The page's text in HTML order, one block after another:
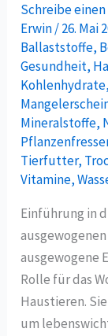
Schreibe
Erwin/26. Mai
Ballaststoffe,
Gesundheit,
Kohlenhydrate,
Mineralstoffe,
Tierfutter,
Vitamine,
Einführung in
ausgewogene
Rolle für das
Haustieren.
um
Tipps
und
Empfehlungen